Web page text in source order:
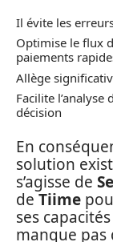
Il évite les
Optimise le flux
paiements
Allège
Facilite
décision
En
solution
s’agisse de
de Tiime
ses
manque pas